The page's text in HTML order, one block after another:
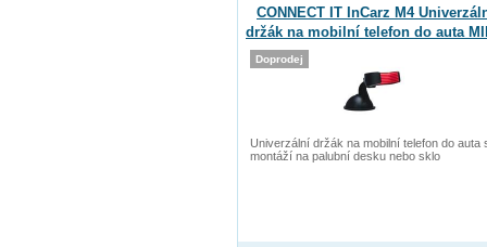
CONNECT IT InCarz M4
držák na mobilní telefon do auta
Univerzální držák na mobilní telefon do auta
montáží na palubní desku nebo sklo
Doprodej